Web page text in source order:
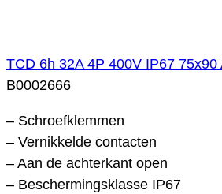
TCD 6h 32A 4P 400V IP67 75x90
B0002666
– Schroefklemmen
– Vernikkelde contacten
– Aan de achterkant open
– Beschermingsklasse IP67